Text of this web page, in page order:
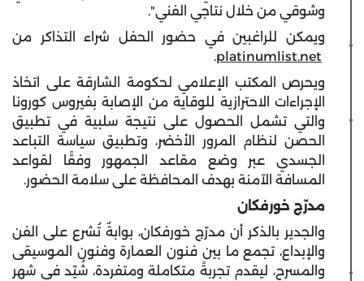
وشوقي من خلال نتاجي الفني".
ويمكن للراغبين في حضور الحفل شراء التذاكر من
platinumlist.net
.
ويحرص المكتب الإعلامي لحكومة الشارقة على اتخاذ
الإجراءات الاحترازية للوقاية من الإصابة بفيروس كورونا
والتي تشمل الحصول على نتيجة سلبية في تطبيق
الحصن لنظام المرور الأخضر، وتطبيق سياسة التباعد
الجسدي عبر وضع مقاعد الجمهور وفقًا لقواعد
المسافة الآمنة بهدف المحافظة على سلامة الحضور.
مدرّج خورفكان
والجدير بالذكر أن مدرّج خورفكان، بوابةٌ تُشرع على الفن
والإبداع، تجمع ما بين فنون العمارة وفنون الموسيقى
والمسرح، ليقدم تجربةً متكاملة ومتفردة، شُيّد في شهر